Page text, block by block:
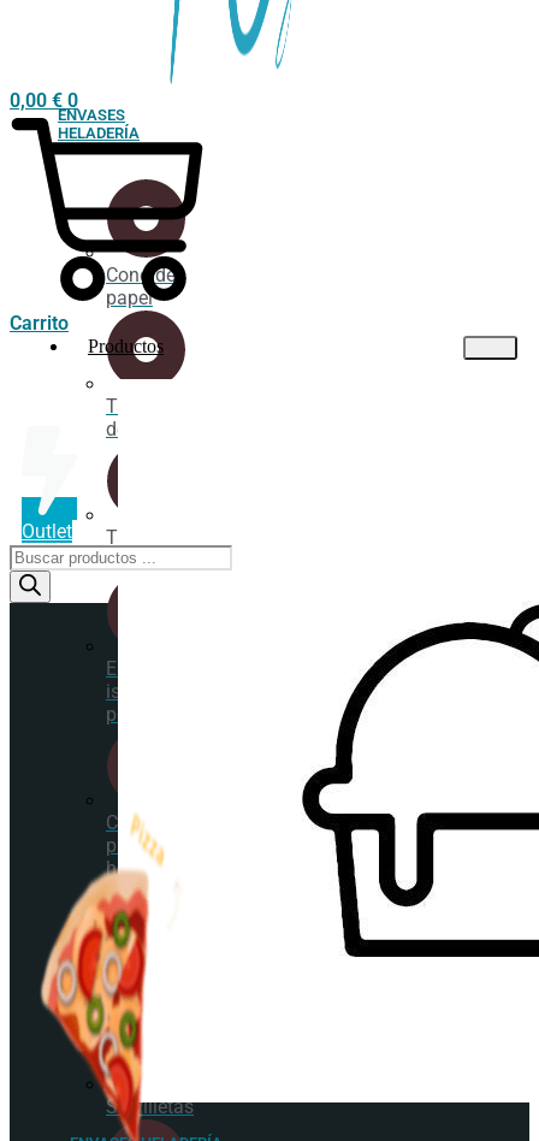
ENVASES
HELADERÍA
Cono de
papel
Tarrina
de cartón
Tarrina
industrial
Envases
isotérmicos
porexpan
Cajas
para
helado
de corte
Cucharitas
Servilletas
0,00 € 0
Carrito
Productos
Outlet
Búsqueda
de
productos